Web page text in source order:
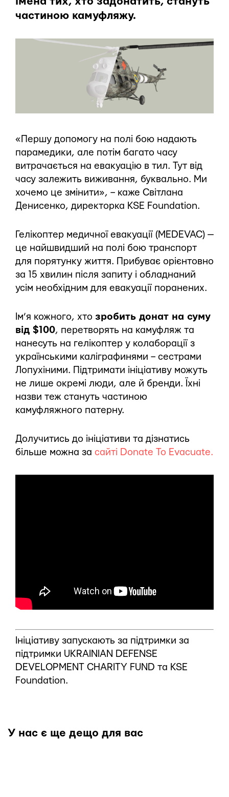
частиною камуфляжу.
«Першу допомогу на полі бою надають
парамедики, але потім багато часу
витрачається на евакуацію в тил. Тут від
часу залежить виживання, буквально. Ми
хочемо це змінити», – каже Світлана
Денисенко, директорка KSE Foundation.
Гелікоптер медичної евакуації (MEDEVAC) —
це найшвидший на полі бою транспорт
для порятунку життя. Прибуває орієнтовно
за 15 хвилин після запиту і обладнаний
усім необхідним для евакуації поранених.
Ім’я кожного, хто зробить донат на суму
від $100, перетворять на камуфляж та
нанесуть на гелікоптер у колаборації з
українськими каліграфинями – сестрами
Лопухіними. Підтримати ініціативу можуть
не лише окремі люди, але й бренди. Їхні
назви теж стануть частиною
камуфляжного патерну.
Долучитись до ініціативи та дізнатись
більше можна за сайті Donate To Evacuate.
Ініціативу запускають за підтримки за
підтримки UKRAINIAN DEFENSE
DEVELOPMENT CHARITY FUND та KSE
Foundation.
У нас є ще дещо для вас